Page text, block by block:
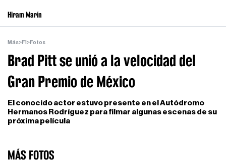
Hiram Marín
Más>F1 >Fotos
Brad Pitt se unió a la velocidad del
Gran Premio de México
El conocido actor estuvo presente en el Autódromo
Hermanos Rodríguez para filmar algunas escenas de su
próxima película
MÁS FOTOS